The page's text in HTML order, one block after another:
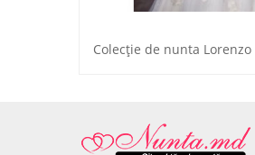
Сolecție de nunta Lorenzo